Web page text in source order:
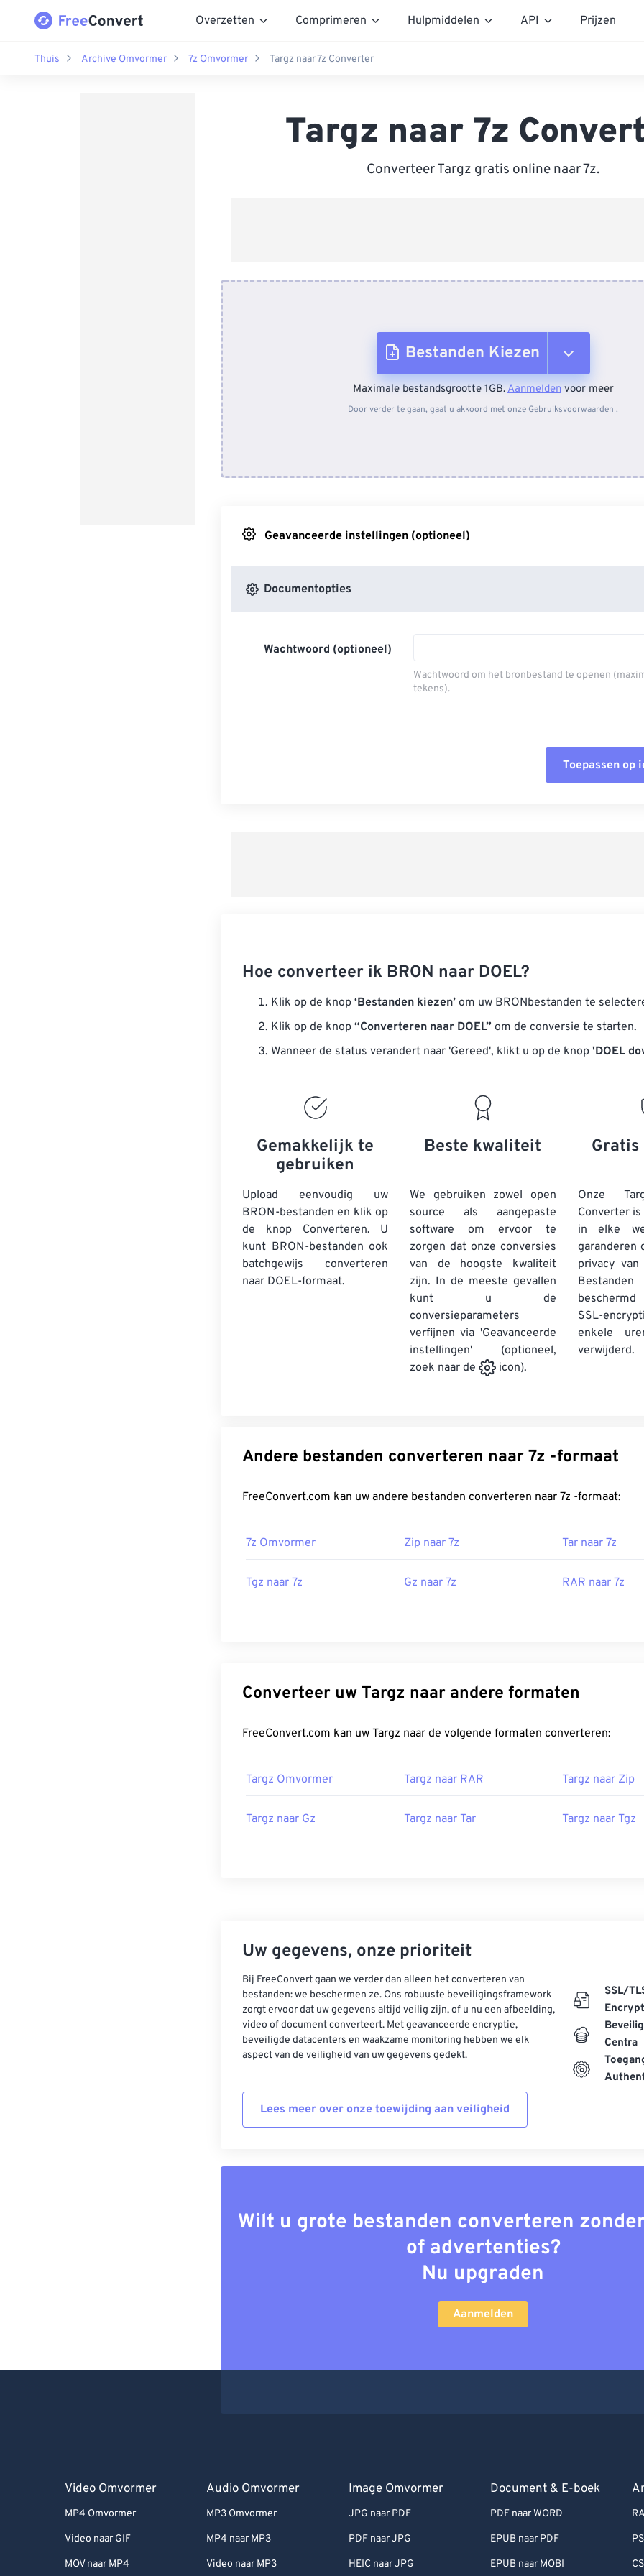
Overzetten Comprimeren Hulpmiddelen API Prijzen
Thuis Archive Omvormer 7z Omvormer Targz naar 7z Converter
Targz naar 7z
Converteer Targz gratis online naar 7z.
Bestanden Kiezen
Van apparaat
Maximale bestandsgrootte 1GB.Aanmeldenvoor meer
Door verder te gaan, gaat u akkoord met onze Gebruiksvoorwaarden .
Geavanceerde instellingen (optioneel)
Documentopties
Wachtwoord (optioneel)
Wachtwoord om het bronbestand te openen
tekens).
Toepassen op
Hoe converteer ik BRON naar DOEL?
Klik op de knop ‘Bestanden kiezen’ om uw BRONbestanden te
Klik op de knop “Converteren naar DOEL” om de conversie te starten.
Wanneer de status verandert naar 'Gereed', klikt u op de knop 'DOEL
Gemakkelijk te
gebruiken
Upload eenvoudig uw
BRON-bestanden en klik op
de knop Converteren. U
kunt BRON-bestanden ook
batchgewijs converteren
naar DOEL-formaat.
Beste kwaliteit
We gebruiken zowel open
source als aangepaste
software om ervoor te
zorgen dat onze conversies
van de hoogste kwaliteit
zijn. In de meeste gevallen
kunt u de
conversieparameters
verfijnen via 'Geavanceerde
instellingen' (optioneel,
zoek naar de
icon).
Onze
Converter
in elke
garanderen
privacy
SSL-
enkele
verwijderd.
Andere bestanden converteren naar 7z -formaat
FreeConvert.com kan uw andere bestanden converteren naar 7z -formaat:
7z Omvormer Zip naar 7z Tar naar 7z
Tgz naar 7z Gz naar 7z RAR naar 7z
Converteer uw Targz naar andere formaten
FreeConvert.com kan uw Targz naar de volgende formaten converteren:
Targz Omvormer Targz naar RAR Targz naar Zip
Targz naar Gz Targz naar Tar Targz naar Tgz
Uw gegevens, onze prioriteit
Bij FreeConvert gaan we verder dan alleen het converteren van
bestanden: we beschermen ze. Ons robuuste beveiligingsframework
zorgt ervoor dat uw gegevens altijd veilig zijn, of u nu een afbeelding,
video of document converteert. Met geavanceerde encryptie,
beveiligde datacenters en waakzame monitoring hebben we elk
aspect van de veiligheid van uw gegevens gedekt.
Lees meer over onze toewijding aan veiligheid
SSL/
Centra
Wilt u grote bestanden converteren
of advertenties?
Nu upgraden
Aanmelden
Video Omvormer
MP4 Omvormer
Video naar GIF
MOV naar MP4
Audio Omvormer
MP3 Omvormer
MP4 naar MP3
Video naar MP3
Image Omvormer
JPG naar PDF
PDF naar JPG
HEIC naar JPG
Document & E-boek
PDF naar WORD
EPUB naar PDF
EPUB naar MOBI